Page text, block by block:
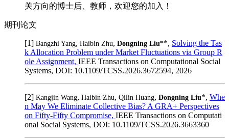
关方向的博士后、教师，欢迎您的加入！
期刊论文
[1] Bangzhi Yang, Haibin Zhu, Dongning Liu**, Solving the Tas
k Allocation Problem under Market Fluctuations via Group R
ole Assignment, IEEE Transactions on Computational Social
Systems, DOI: 10.1109/TCSS.2026.3672594, 2026
[2] Kangjin Wang, Haibin Zhu, Qilin Huang, Dongning Liu*, Whe
n May We Eliminate Collective Bias? A GRA+ Perspectives
on Fifty-Fifty Compromise, IEEE Transactions on Computati
onal Social Systems, DOI: 10.1109/TCSS.2026.3663360